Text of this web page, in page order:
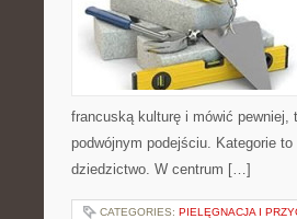
francuską kulturę i mówić pewniej,
podwójnym podejściu. Kategorie
dziedzictwo. W centrum […]
CATEGORIES: PIELĘGNACJA I